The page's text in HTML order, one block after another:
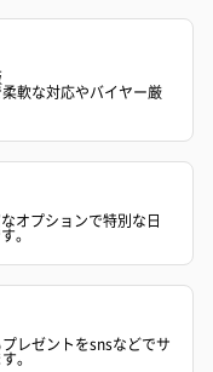
ニラ）
テディベア（
ル）（1,760円
軟な対応やバイヤー厳
オプションで特別な日
。
レゼントをsnsなどでサ
。